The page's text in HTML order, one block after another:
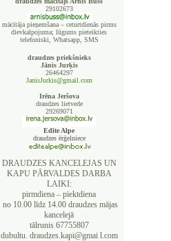
29102673
mācītāja pieņemšana – ceturtdienās pirms
dievkalpojuma; lūgums pieteikties
telefoniski, Whatsapp, SMS
draudzes priekšnieks
Jānis Jurķis
26464297
JanisJurkis@gmail.com
Irēna Jeršova
draudzes lietvede
29269071
Edīte Alpe
draudzes ērģelniece
DRAUDZES KANCELEJAS UN
KAPU PĀRVALDES DARBA
LAIKI:
pirmdiena – piektdiena
no 10.00 līdz 14.00 draudzes mājas
kancelejā
tālrunis 67755807
dubultu. draudzes.kapi@gmai l.com